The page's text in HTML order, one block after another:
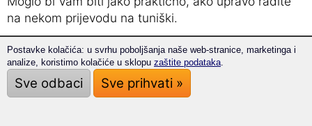
na nekom prijevodu na tuniški.
Naša tri savjeta:
Ovako ćete brzo i uspješno savladati
nove izraze
Postavke kolačića: u svrhu poboljšanja naše web-stranice, marketinga i
analize, koristimo kolačiće u sklopu zaštite podataka.
Sve odbaci Sve prihvati »